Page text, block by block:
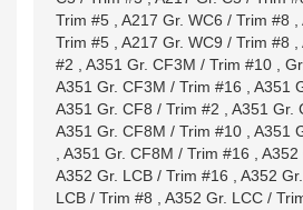
Trim #5
A217 Gr. WC6 / Trim #8
Trim #5
A217 Gr. WC9 / Trim #8
#2
A351 Gr. CF3M / Trim #10
A351 Gr. CF3M / Trim #16
A351
A351 Gr. CF8 / Trim #2
A351 Gr.
A351 Gr. CF8M / Trim #10
A351
A351 Gr. CF8M / Trim #16 A352
A352 Gr. LCB / Trim #16
A352
LCB / Trim #8
A352 Gr. LCC /